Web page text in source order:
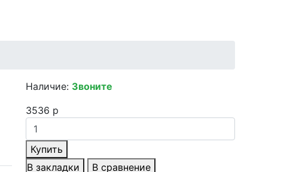
Наличие: Звоните
3536 р
Купить
В закладки
В сравнение